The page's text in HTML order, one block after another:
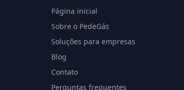
Página inicial
Sobre o PedeGás
Soluções para empresas
Blog
Contato
Perguntas frequentes